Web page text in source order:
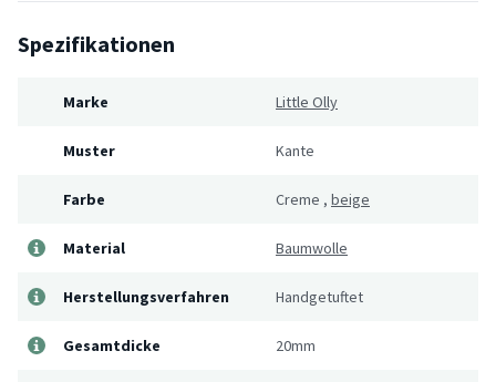
Spezifikationen
Marke Little Olly
Muster Kante
Farbe Creme , beige
Material Baumwolle
Herstellungsverfahren Handgetuftet
Gesamtdicke 20mm